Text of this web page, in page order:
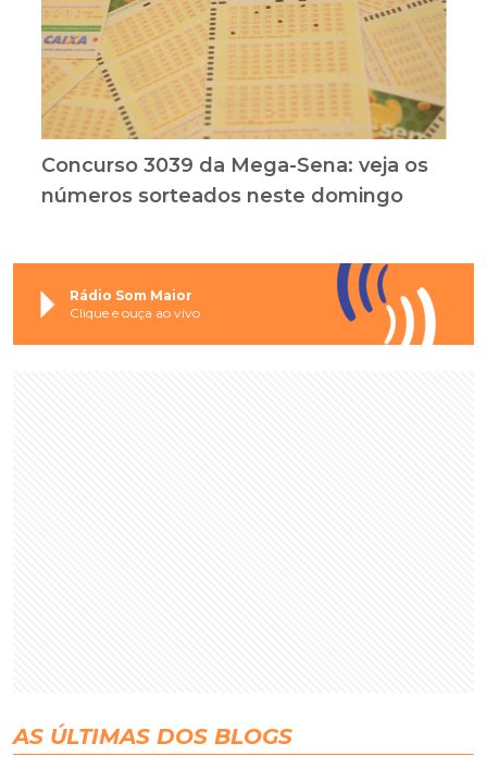
Concurso 3039 da Mega-Sena: veja os
números sorteados neste domingo
Rádio Som Maior
Clique e ouça ao vivo
AS ÚLTIMAS DOS BLOGS